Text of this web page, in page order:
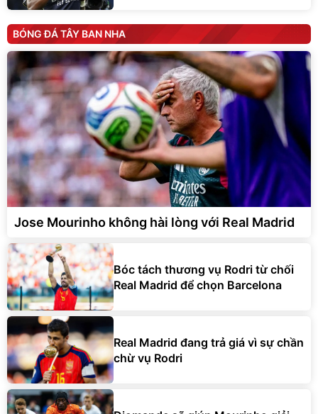
BÓNG ĐÁ TÂY BAN NHA
Jose Mourinho không hài lòng với Real Madrid
Bóc tách thương vụ Rodri từ chối
Real Madrid để chọn Barcelona
Real Madrid đang trả giá vì sự chần
chừ vụ Rodri